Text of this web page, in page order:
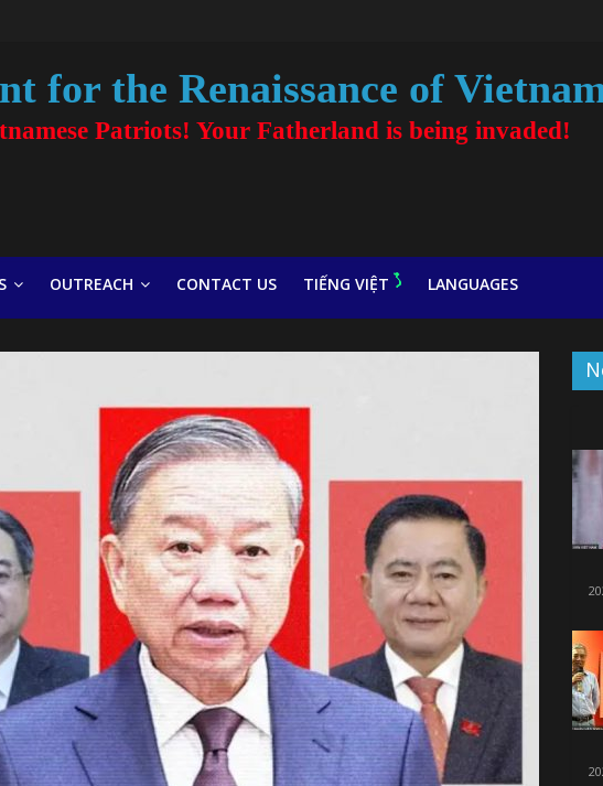
for the Renaissance of
Patriots! Your Fatherland is being invaded!
OUTREACH CONTACT US TIẾNG VIỆT LANGUAGES